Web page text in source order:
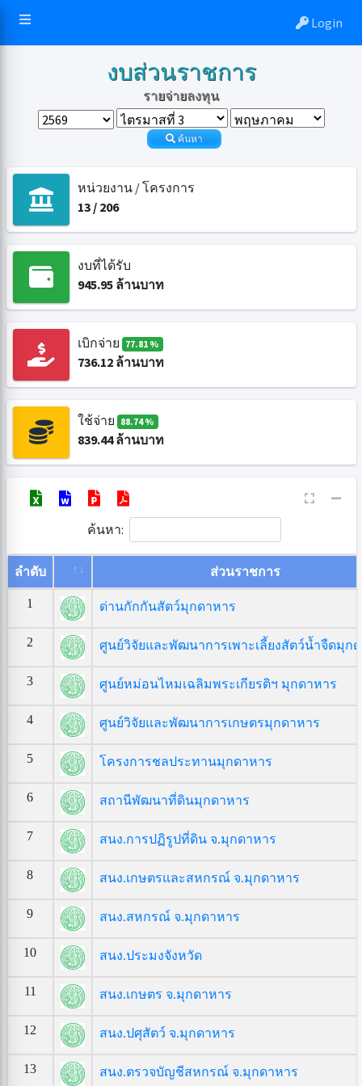
Login
งบส่วนราชการ
รายจ่ายลงทุน
ค้นหา
หน่วยงาน / โครงการ
13/ 206
งบที่ได้รับ
945.95ล้านบาท
เบิกจ่าย 77.81 %
736.12ล้านบาท
ใช้จ่าย 88.74 %
839.44ล้านบาท
ค้นหา:
ลำดับ ส่วนราชการ
1 ด่านกักกันสัตว์มุกดาหาร
2 ศูนย์วิจัยและพัฒนาการเพาะเลี้ยงสัตว์น้ำจืดมุก
3 ศูนย์หม่อนไหมเฉลิมพระเกียรติฯ มุกดาหาร
4 ศูนย์วิจัยและพัฒนาการเกษตรมุกดาหาร
5 โครงการชลประทานมุกดาหาร
6 สถานีพัฒนาที่ดินมุกดาหาร
7 สนง.การปฏิรูปที่ดิน จ.มุกดาหาร
8 สนง.เกษตรและสหกรณ์ จ.มุกดาหาร
9 สนง.สหกรณ์ จ.มุกดาหาร
10 สนง.ประมงจังหวัด
11 สนง.เกษตร จ.มุกดาหาร
12 สนง.ปศุสัตว์ จ.มุกดาหาร
13 สนง.ตรวจบัญชีสหกรณ์ จ.มุกดาหาร